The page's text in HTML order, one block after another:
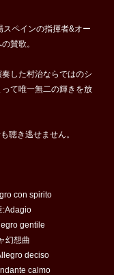
ペインの指揮者&オー
賛歌。
した村治ならではのシ
て唯一無二の輝きを放
聴き逃せません。
con spirito
:Adagio
gentile
幻想曲
deciso
calmo